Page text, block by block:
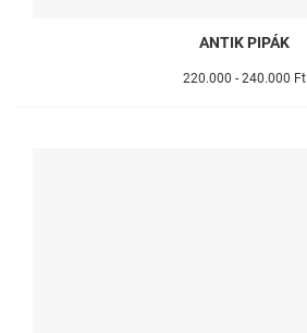
ANTIK PIPÁK
220.000 - 240.000 Ft